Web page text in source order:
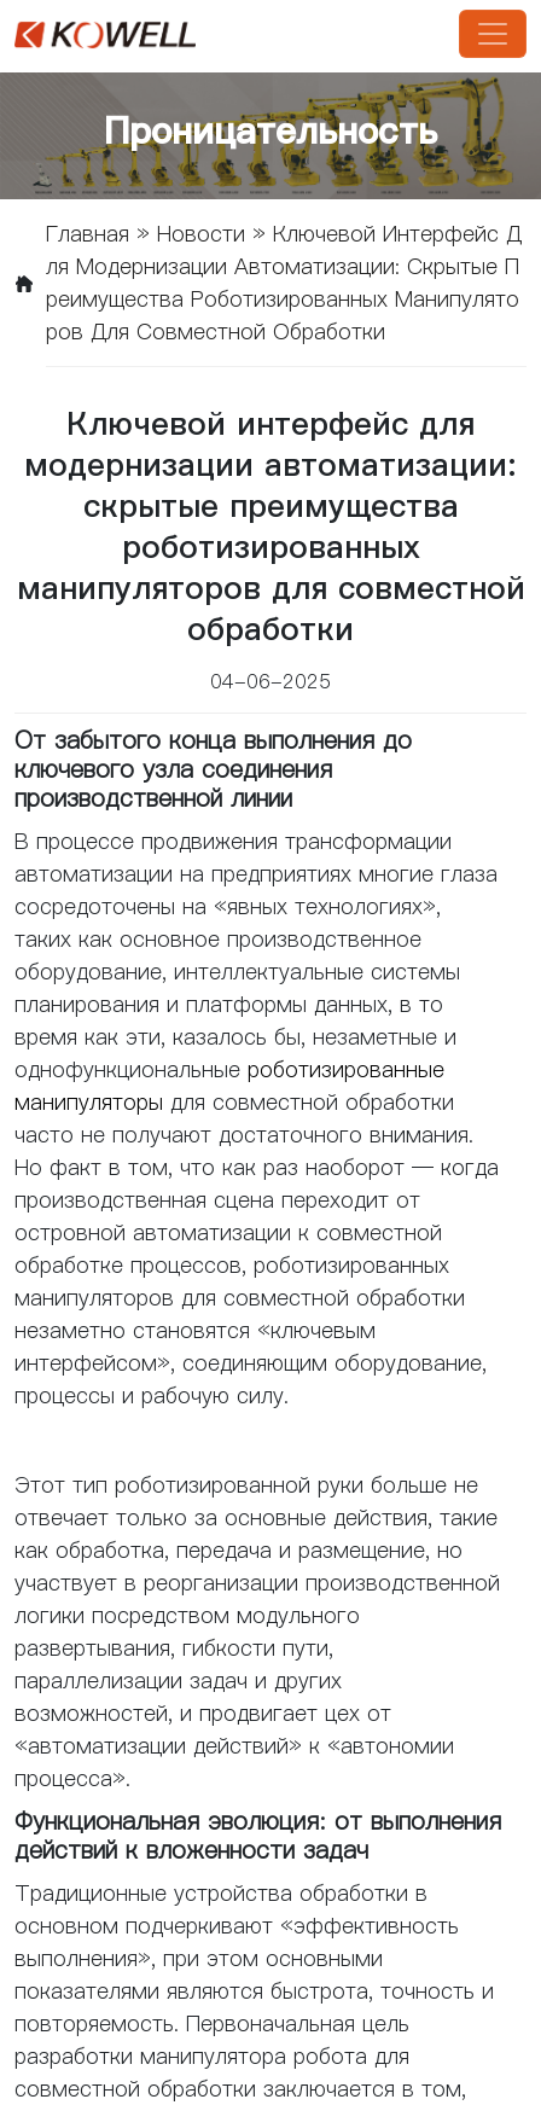
Проницательность
Главная » Новости » Ключевой Интерфейс Д
Ля Модернизации Автоматизации: Скрытые П
Реимущества Роботизированных Манипулято
Ров Для Совместной Обработки
Ключевой интерфейс для
модернизации автоматизации:
скрытые преимущества
роботизированных
манипуляторов для совместной
обработки
04-06-2025
От забытого конца выполнения до
ключевого узла соединения
производственной линии
В процессе продвижения трансформации
автоматизации на предприятиях многие глаза
сосредоточены на «явных технологиях»,
таких как основное производственное
оборудование, интеллектуальные системы
планирования и платформы данных, в то
время как эти, казалось бы, незаметные и
однофункциональные роботизированные
манипуляторы для совместной обработки
часто не получают достаточного внимания.
Но факт в том, что как раз наоборот — когда
производственная сцена переходит от
островной автоматизации к совместной
обработке процессов, роботизированных
манипуляторов для совместной обработки
незаметно становятся «ключевым
интерфейсом», соединяющим оборудование,
процессы и рабочую силу.
Этот тип роботизированной руки больше не
отвечает только за основные действия, такие
как обработка, передача и размещение, но
участвует в реорганизации производственной
логики посредством модульного
развертывания, гибкости пути,
параллелизации задач и других
возможностей, и продвигает цех от
«автоматизации действий» к «автономии
процесса».
Функциональная эволюция: от выполнения
действий к вложенности задач
Традиционные устройства обработки в
основном подчеркивают «эффективность
выполнения», при этом основными
показателями являются быстрота, точность и
повторяемость. Первоначальная цель
разработки манипулятора робота для
совместной обработки заключается в том,